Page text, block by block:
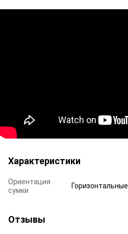
Характеристики
Ориентация
сумки
Горизонтальные
Отзывы